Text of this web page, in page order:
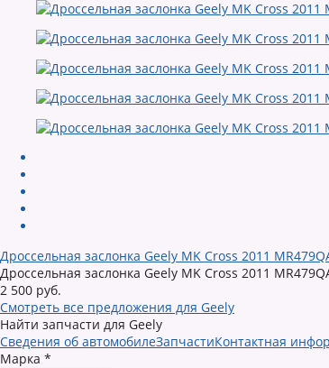
Дроссельная заслонка Geely MK Cross 2011
Дроссельная заслонка Geely MK Cross 2011
2 500 руб.
Смотреть все предложения для Geely
Найти запчасти для Geely
Сведения об автомобилеЗапчастиКонтактная
Марка *